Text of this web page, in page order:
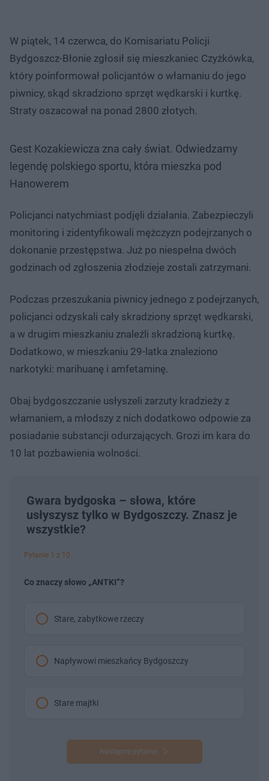
W piątek, 14 czerwca, do Komisariatu Policji
Bydgoszcz-Błonie zgłosił się mieszkaniec Czyżkówka,
który poinformował policjantów o włamaniu do jego
piwnicy, skąd skradziono sprzęt wędkarski i kurtkę.
Straty oszacował na ponad 2800 złotych.
Gest Kozakiewicza zna cały świat. Odwiedzamy
legendę polskiego sportu, która mieszka pod
Hanowerem
Policjanci natychmiast podjęli działania. Zabezpieczyli
monitoring i zidentyfikowali mężczyzn podejrzanych o
dokonanie przestępstwa. Już po niespełna dwóch
godzinach od zgłoszenia złodzieje zostali zatrzymani.
Podczas przeszukania piwnicy jednego z podejrzanych,
policjanci odzyskali cały skradziony sprzęt wędkarski,
a w drugim mieszkaniu znaleźli skradzioną kurtkę.
Dodatkowo, w mieszkaniu 29-latka znaleziono
narkotyki: marihuanę i amfetaminę.
Obaj bydgoszczanie usłyszeli zarzuty kradzieży z
włamaniem, a młodszy z nich dodatkowo odpowie za
posiadanie substancji odurzających. Grozi im kara do
10 lat pozbawienia wolności.
Gwara bydgoska – słowa, które
usłyszysz tylko w Bydgoszczy. Znasz je
wszystkie?
Pytanie 1 z 10
Co znaczy słowo „ANTKI”?
Stare, zabytkowe rzeczy
Napływowi mieszkańcy Bydgoszczy
Stare majtki
Następne pytanie